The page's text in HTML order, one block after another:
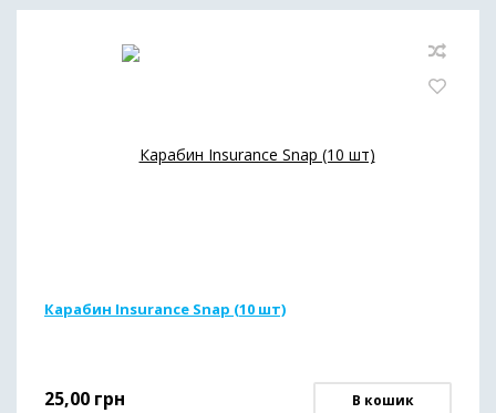
Карабин Insurance Snap (10 шт)
25,00 грн В кошик